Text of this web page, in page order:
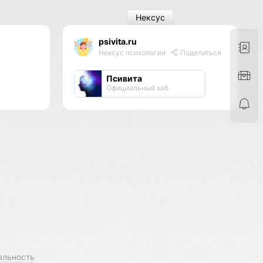
psivita.ru
Нексус психологии Поделиться
Псивита
Официальный хаб
Нексус